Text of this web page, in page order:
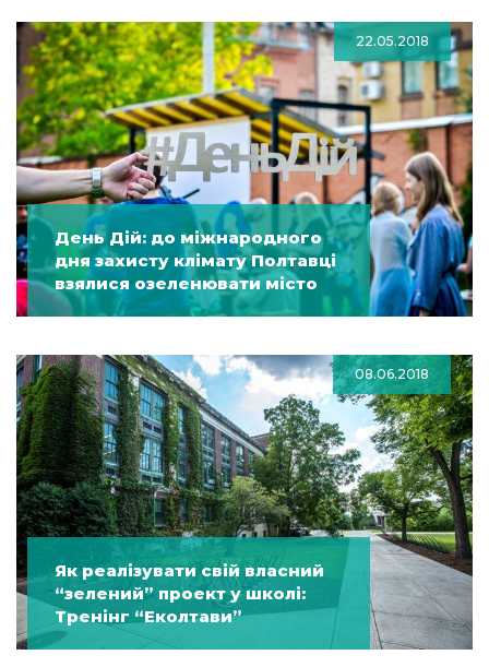
22.05.2018
День Дій: до міжнародного
дня захисту клімату Полтавці
взялися озеленювати місто
08.06.2018
Як реалізувати свій власний
“зелений” проект у школі:
Тренінг “Еколтави”